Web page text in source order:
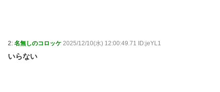
2: 名無しのコロッケ 2025/12/10(水) 12:00:49.71 ID:jeYL1
いらない